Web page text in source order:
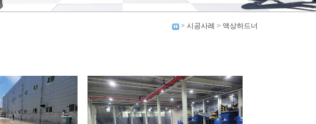
> 시공사례 > 액상하드너